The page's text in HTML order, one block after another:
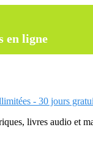
en ligne
- 30 jours
livres audio et